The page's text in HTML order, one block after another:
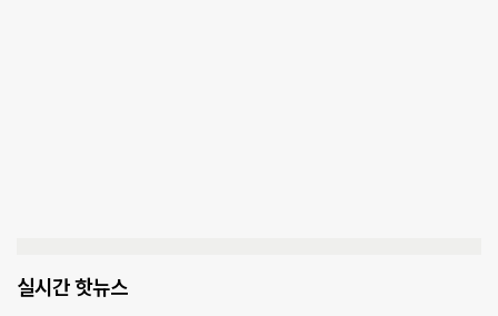
실시간 핫뉴스